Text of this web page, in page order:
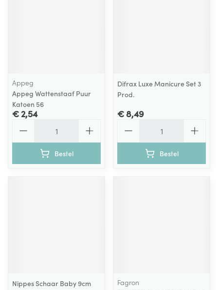
Appeg
Appeg Wattenstaaf Puur
Katoen 56
€ 2,54
Bestel
Difrax Luxe Manicure Set 3
Prod.
€ 8,49
Bestel
Nippes Schaar Baby 9cm
Fagron